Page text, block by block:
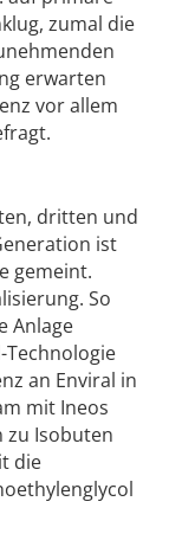
zumal die
erwarten
vor allem
dritten und
ist
gemeint.
So
Anlage
Technologie
an Enviral in
mit Ineos
zu Isobuten
die